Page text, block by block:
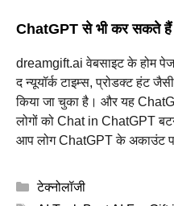
ChatGPT से भी कर सकते हैं
dreamgift.ai वेबसाइट के होम
द न्यूयॉर्क टाइम्स, प्रोडक्ट हंट
किया जा चुका है।‌ और यह
लोगों को Chat in ChatGPT
आप लोग ChatGPT के अकाउंट
Categories
टेक्नोलॉजी